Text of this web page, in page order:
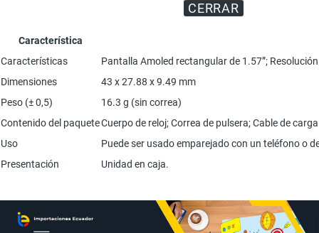
CERRAR
Característica
Características
Pantalla Amoled rectangular de 1.57”;
Dimensiones
43 x 27.88 x 9.49 mm
Peso (± 0,5)
16.3 g (sin correa)
Contenido del paqueteCuerpo de reloj; Correa de pulsera; Cable de
Uso
Puede ser usado emparejado con un teléfono o
Presentación
Unidad en caja.